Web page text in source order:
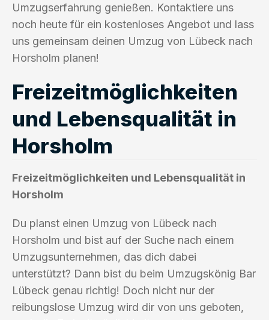
Umzugserfahrung genießen. Kontaktiere uns
noch heute für ein kostenloses Angebot und lass
uns gemeinsam deinen Umzug von Lübeck nach
Horsholm planen!
Freizeitmöglichkeiten
und Lebensqualität in
Horsholm
Freizeitmöglichkeiten und Lebensqualität in
Horsholm
Du planst einen Umzug von Lübeck nach
Horsholm und bist auf der Suche nach einem
Umzugsunternehmen, das dich dabei
unterstützt? Dann bist du beim Umzugskönig Bar
Lübeck genau richtig! Doch nicht nur der
reibungslose Umzug wird dir von uns geboten,